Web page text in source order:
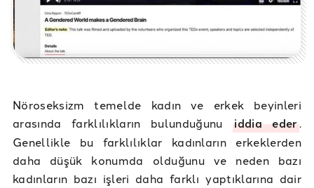
Nöroseksizm temelde kadın ve erkek beyinleri
arasında farklılıkların bulunduğunuiddia eder.
Genellikle bu farklılıklar kadınların erkeklerden
daha düşük konumda olduğunu ve neden bazı
kadınların bazı işleri daha farklı yaptıklarına dair